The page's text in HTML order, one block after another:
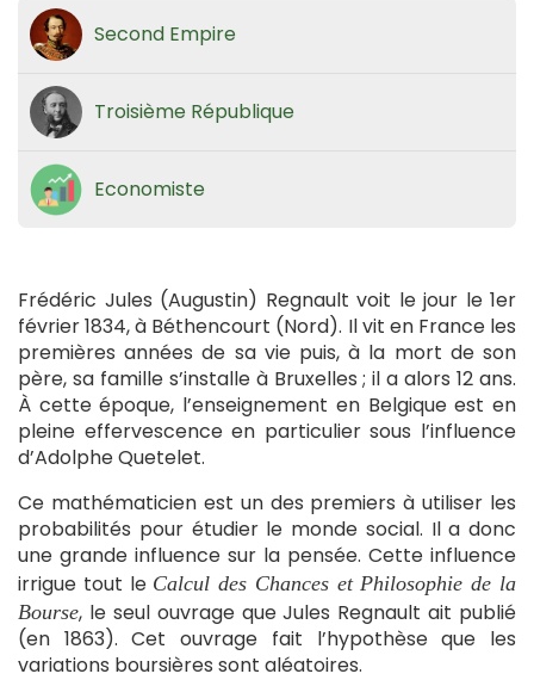
Second Empire
Troisième République
Economiste
Frédéric Jules (Augustin) Regnault voit le jour le 1er
février 1834, à Béthencourt (Nord). Il vit en France les
premières années de sa vie puis, à la mort de son
père, sa famille s’installe à Bruxelles ; il a alors 12 ans.
À cette époque, l’enseignement en Belgique est en
pleine effervescence en particulier sous l’influence
d’Adolphe Quetelet.
Ce mathématicien est un des premiers à utiliser les
probabilités pour étudier le monde social. Il a donc
une grande influence sur la pensée. Cette influence
irrigue tout le Calcul des Chances et Philosophie de la
Bourse, le seul ouvrage que Jules Regnault ait publié
(en 1863). Cet ouvrage fait l’hypothèse que les
variations boursières sont aléatoires.